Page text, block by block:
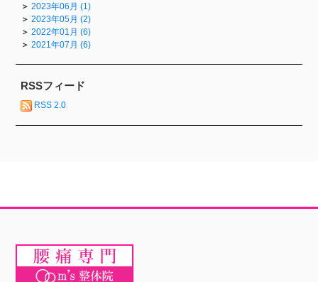
2023年06月 (1)
2023年05月 (2)
2022年01月 (6)
2021年07月 (6)
RSSフィード
RSS 2.0